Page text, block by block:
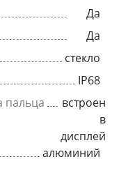
Да
Да
стекло
IP68
пальца
встроен
в
дисплей
алюминий